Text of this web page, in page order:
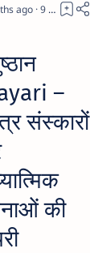
ago 9
–
संस्कारों
की